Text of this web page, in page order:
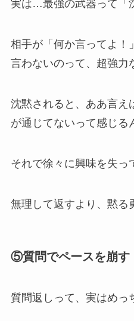
実は…最強の武器って「
相手が「何か言ってよ！
言わないのって、超強力
沈黙されると、ああ言え
が通じてないって感じる
それで徐々に興味を失っ
無理して返すより、黙る
⑤質問でペースを崩す
質問返しって、実はめっ